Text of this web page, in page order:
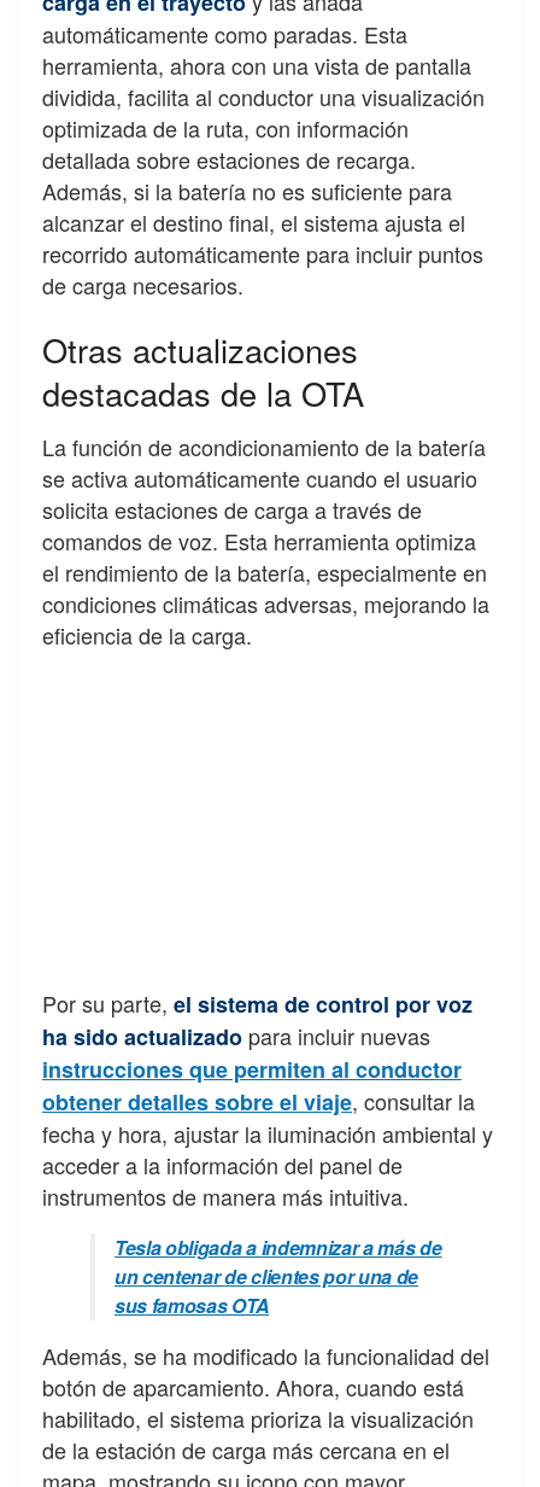
automáticamente como paradas. Esta
herramienta, ahora con una vista de pantalla
dividida, facilita al conductor una visualización
optimizada de la ruta, con información
detallada sobre estaciones de recarga.
Además, si la batería no es suficiente para
alcanzar el destino final, el sistema ajusta el
recorrido automáticamente para incluir puntos
de carga necesarios.
Otras actualizaciones
destacadas de la OTA
La función de acondicionamiento de la batería
se activa automáticamente cuando el usuario
solicita estaciones de carga a través de
comandos de voz. Esta herramienta optimiza
el rendimiento de la batería, especialmente en
condiciones climáticas adversas, mejorando la
eficiencia de la carga.
Por su parte, el sistema de control por voz
ha sido actualizado para incluir nuevas
instrucciones que permiten al conductor
obtener detalles sobre el viaje, consultar la
fecha y hora, ajustar la iluminación ambiental y
acceder a la información del panel de
instrumentos de manera más intuitiva.
Tesla obligada a indemnizar a más de
un centenar de clientes por una de
sus famosas OTA
Además, se ha modificado la funcionalidad del
botón de aparcamiento. Ahora, cuando está
habilitado, el sistema prioriza la visualización
de la estación de carga más cercana en el